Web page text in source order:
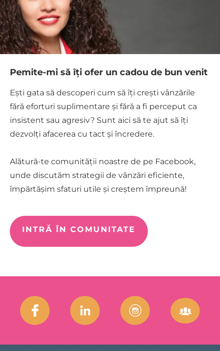
Pemite-mi să îți ofer un cadou de bun venit
Ești gata să descoperi cum să îți crești vânzările
fără eforturi suplimentare și fără a fi perceput ca
insistent sau agresiv? Sunt aici să te ajut să îți
dezvolți afacerea cu tact și încredere.
Alătură-te comunității noastre de pe Facebook,
unde discutăm strategii de vânzări eficiente,
împărtășim sfaturi utile și creștem împreună!
INTRĂ ÎN COMUNITATE